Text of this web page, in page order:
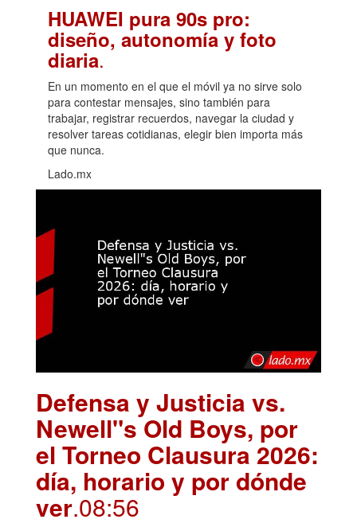
HUAWEI pura 90s pro:
diseño, autonomía y foto
diaria.
En un momento en el que el móvil ya no sirve solo
para contestar mensajes, sino también para
trabajar, registrar recuerdos, navegar la ciudad y
resolver tareas cotidianas, elegir bien importa más
que nunca.
Lado.mx
Defensa y Justicia vs.
Newell"s Old Boys, por
el Torneo Clausura 2026:
día, horario y por dónde
ver.08:56